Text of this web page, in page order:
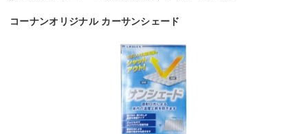
コーナンオリジナル カーサンシェード